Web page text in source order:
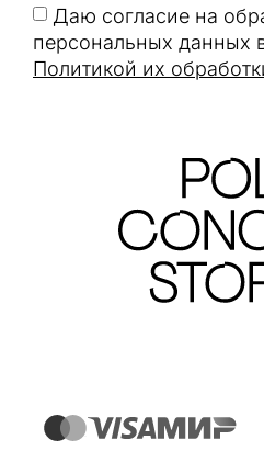
Даю согласие на
персональных данных
Политикой их